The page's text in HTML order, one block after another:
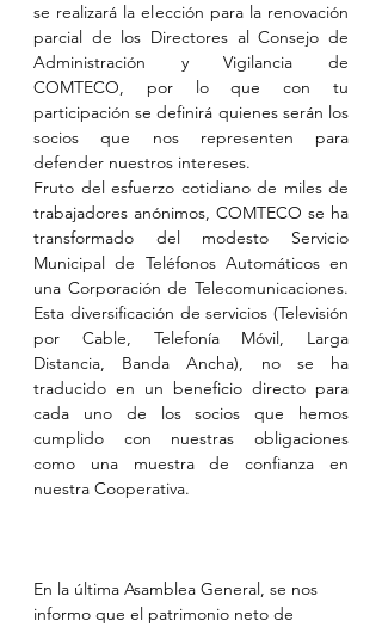
se realizará la elección para la renovación
parcial de los Directores al Consejo de
Administración y Vigilancia de
COMTECO, por lo que con tu
participación se definirá quienes serán los
socios que nos representen para
defender nuestros intereses.
Fruto del esfuerzo cotidiano de miles de
trabajadores anónimos, COMTECO se ha
transformado del modesto Servicio
Municipal de Teléfonos Automáticos en
una Corporación de Telecomunicaciones.
Esta diversificación de servicios (Televisión
por Cable, Telefonía Móvil, Larga
Distancia, Banda Ancha), no se ha
traducido en un beneficio directo para
cada uno de los socios que hemos
cumplido con nuestras obligaciones
como una muestra de confianza en
nuestra Cooperativa.
En la última Asamblea General, se nos
informo que el patrimonio neto de